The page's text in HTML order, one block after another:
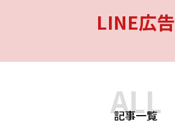
LINE広告
ALL
記事一覧